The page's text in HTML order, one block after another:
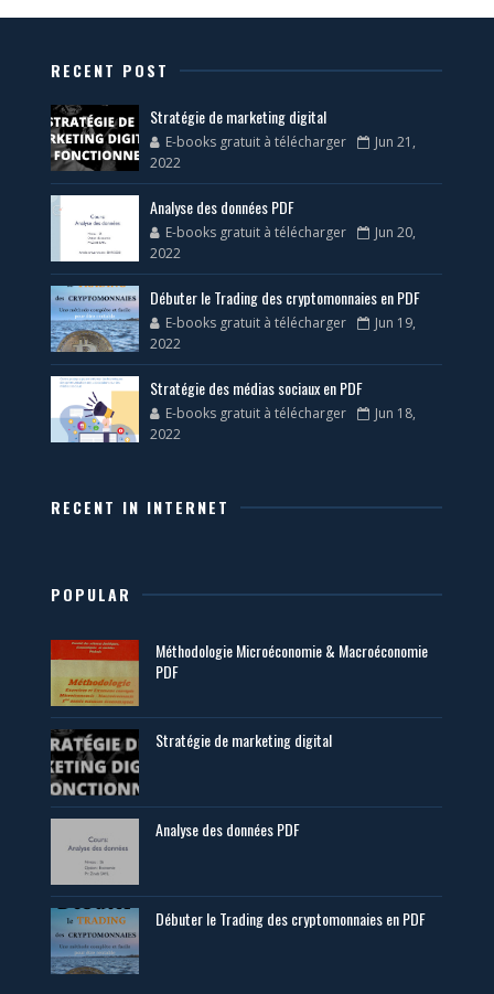
RECENT POST
Stratégie de marketing digital
E-books gratuit à télécharger
Jun 21,
2022
Analyse des données PDF
E-books gratuit à télécharger
Jun 20,
2022
Débuter le Trading des cryptomonnaies en PDF
E-books gratuit à télécharger
Jun 19,
2022
Stratégie des médias sociaux en PDF
E-books gratuit à télécharger
Jun 18,
2022
RECENT IN INTERNET
POPULAR
Méthodologie Microéconomie & Macroéconomie
PDF
Stratégie de marketing digital
Analyse des données PDF
Débuter le Trading des cryptomonnaies en PDF